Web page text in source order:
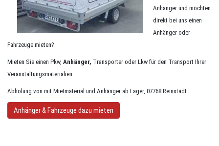
Anhänger und möchten
direkt bei uns einen
Anhänger oder
Fahrzeuge mieten?
Mieten Sie einen Pkw, Anhänger, Transporter oder Lkw für den Transport Ihrer
Veranstaltungsmaterialien.
Abholung von mit Mietmaterial und Anhänger ab Lager, 07768 Reinstädt
Anhänger & Fahrzeuge dazu mieten